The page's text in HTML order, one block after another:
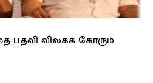
பதவி விலகக் கோரும்